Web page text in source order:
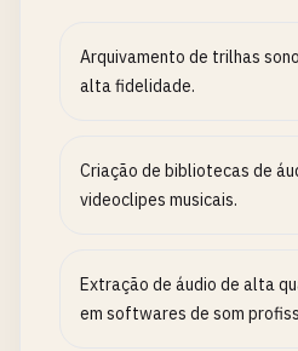
Arquivamento de trilhas
alta fidelidade.
Criação de bibliotecas de
videoclipes musicais.
Extração de áudio de alta
em softwares de som